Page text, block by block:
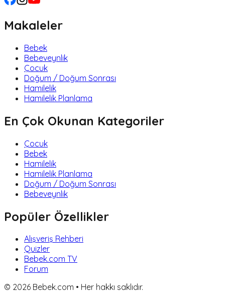
Makaleler
Bebek
Bebeveynlik
Çocuk
Doğum / Doğum Sonrası
Hamilelik
Hamilelik Planlama
En Çok Okunan Kategoriler
Çocuk
Bebek
Hamilelik
Hamilelik Planlama
Doğum / Doğum Sonrası
Bebeveynlik
Popüler Özellikler
Alışveriş Rehberi
Quizler
Bebek.com TV
Forum
© 2026 Bebek.com • Her hakkı saklıdır.